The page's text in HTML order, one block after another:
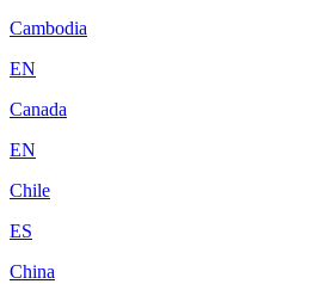
Cambodia
EN
Canada
EN
Chile
ES
China